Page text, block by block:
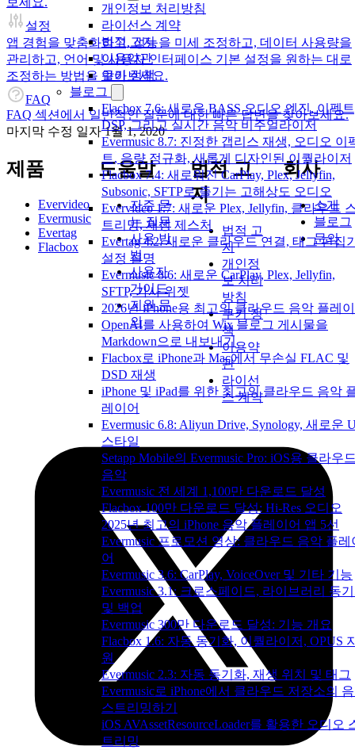
개인정보 처리방침
라이선스 계약
법적 고지
이용약관
쿠키 정책
블로그
Flacbox 7.6: 새로운 BASS 오디오 엔진, 이펙
DSP, 그리고 실시간 음악 비주얼라이저
Evermusic 8.7: 진정한 갭리스 재생, 오디오 이
트, 음량 정규화, 새롭게 디자인된 이퀄라이저
Flacbox 7.4: 새로워진 CarPlay, Plex, Jellyfin,
Subsonic, SFTP로 즐기는 고해상도 오디오
Evervideo 1.7: 새로운 Plex, Jellyfin, 클라우드
트리밍, 재생 제스처
Evertag 4.2: 새로운 클라우드 연결, 태그 편집
설정 설명
Evermusic 8.6: 새로운 CarPlay, Plex, Jellyfin,
SFTP, 가사 위젯
2026년 iPhone용 최고의 클라우드 음악 플레
OpenAI를 사용하여 Wix 블로그 게시물을
Markdown으로 내보내기
Flacbox로 iPhone과 Mac에서 무손실 FLAC 및
DSD 재생
iPhone 및 iPad를 위한 최고의 클라우드 음악
레이어
Evermusic 6.8: Aliyun Drive, Synology, 새로운
스타일
Setapp Mobile의 Evermusic Pro: iOS용 클라우
음악
Evermusic 전 세계 1,100만 다운로드 달성
Flacbox 100만 다운로드 달성: Hi-Res 오디오
2025년 최고의 iPhone 음악 플레이어 앱 5선
Evermusic 프로모션 영상: 클라우드 음악 플레
어
Evermusic 3.6: CarPlay, VoiceOver 및 기타 기능
Evermusic 3.1: 크로스페이드, 라이브러리 동
및 백업
Evermusic 300만 다운로드 달성: 기능 개요
Flacbox 1.6: 자동 동기화, 이퀄라이저, OPUS
원
Evermusic 2.3: 자동 동기화, 재생 위치 및 태그
Evermusic로 iPhone에서 클라우드 저장소의
스트리밍하기
iOS AVAssetResourceLoader를 활용한 오디오
트리밍
설정
앱 경험을 맞춤화하고, 성능을 미세 조정하고, 데이터 사용량을
관리하고, 언어 및 사용자 인터페이스 기본 설정을 원하는 대로
조정하는 방법을 알아보세요.
FAQ
FAQ 섹션에서 일반적인 질문에 대한 빠른 답변을 찾아보세요.
마지막 수정 일자1월 1, 2020
제품
Evervideo
Evermusic
Evertag
Flacbox
도움말
자주 묻
는 질문
사용 방
법
사용자
가이드
지원 문
의
법적 고
지
법적 고
지
개인정
보 처리
방침
쿠키 정
책
이용약
관
라이선
스 계약
회사
소개
블로그
문의